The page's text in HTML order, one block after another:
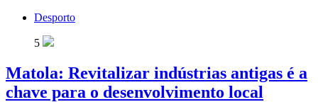
Desporto
5
Matola: Revitalizar indústrias antigas é a
chave para o desenvolvimento local